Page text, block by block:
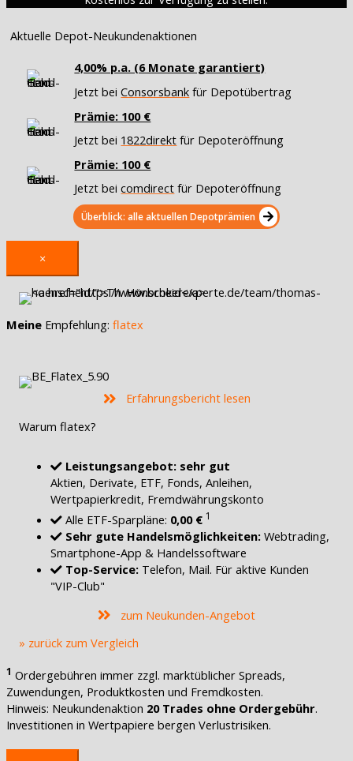
Aktuelle Depot-Neukundenaktionen
4,00% p.a. (6 Monate garantiert)
Jetzt beiConsorsbank für Depotübertrag
Prämie: 100 €
Jetzt bei 1822direkt für Depoteröffnung
Prämie: 100 €
Jetzt beicomdirect für Depoteröffnung
Überblick: alle aktuellen Depotprämien
×
Meine Empfehlung: flatex
Erfahrungsbericht lesen
Warum flatex?
Leistungsangebot: sehr gut
Aktien, Derivate, ETF, Fonds, Anleihen,
Wertpapierkredit, Fremdwährungskonto
Alle ETF-Sparpläne: 0,00 € 1
Sehr gute Handelsmöglichkeiten: Webtrading,
Smartphone-App & Handelssoftware
Top-Service: Telefon, Mail. Für aktive Kunden
"VIP-Club"
zum Neukunden-Angebot
» zurück zum Vergleich
1 Ordergebühren immer zzgl. marktüblicher Spreads,
Zuwendungen, Produktkosten und Fremdkosten.
Hinweis: Neukundenaktion 20 Trades ohne Ordergebühr.
Investitionen in Wertpapiere bergen Verlustrisiken.